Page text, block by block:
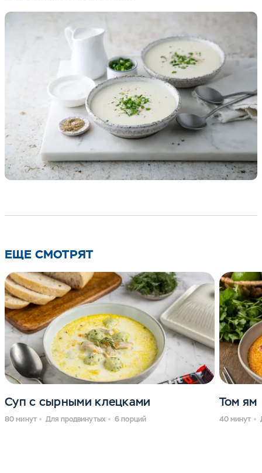
ЕЩЕ СМОТРЯТ
Суп с сырными клецками
80 минут Для продвинутых 6 порций
Том ям
40 минут